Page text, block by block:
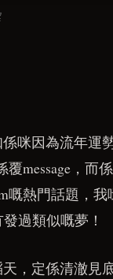
係咪因為流年運
message，而
嘅熱門話題，
過類似嘅夢！
天，定係清澈見